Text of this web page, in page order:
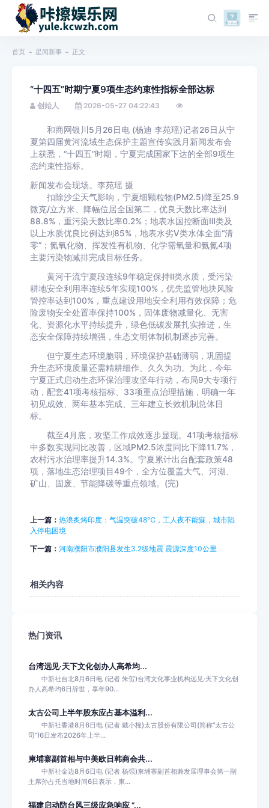
首页 星闻新事 正文
“十四五”时期宁夏9项生态约束性指标全部达标
创始人 2026-05-27 04:22:43
和商网银川5月26日电 (杨迪 李苑瑶)记者26日从宁
夏第四届黄河流域生态保护主题宣传实践月新闻发布会
上获悉，“十四五”时期，宁夏完成国家下达的全部9项生
态约束性指标。
新闻发布会现场。李苑瑶 摄
扣除沙尘天气影响，宁夏细颗粒物(PM2.5)降至25.9
微克/立方米、降幅位居全国第二，优良天数比率达到
88.8%，重污染天数比率0.2%；地表水国控断面Ⅲ类及
以上水质优良比例达到85%，地表水劣Ⅴ类水体全面“清
零”；氮氧化物、挥发性有机物、化学需氧量和氨氮4项
主要污染物减排完成目标任务。
黄河干流宁夏段连续9年稳定保持Ⅱ类水质，受污染
耕地安全利用率连续5年实现100%，优先监管地块风险
管控率达到100%，重点建设用地安全利用有效保障；危
险废物安全处置率保持100%，固体废物减量化、无害
化、资源化水平持续提升，绿色低碳发展扎实推进，生
态安全保障持续增强，生态文明体制机制逐步完善。
但宁夏生态环境脆弱，环境保护基础薄弱，巩固提
升生态环境质量还需精耕细作、久久为功。为此，今年
宁夏正式启动生态环保治理攻坚年行动，布局9大专项行
动，配套41项考核指标、33项重点治理措施，明确一年
初见成效、两年基本完成、三年建立长效机制总体目
标。
截至4月底，攻坚工作成效逐步显现。41项考核指标
中多数实现同比改善，区域PM2.5浓度同比下降11.7%，
农村污水治理率提升14.3%。宁夏累计出台配套政策48
项，落地生态治理项目49个，全方位覆盖大气、河湖、
矿山、固废、节能降碳等重点领域。(完)
上一篇： 热浪炙烤印度：气温突破48℃，工人夜不能寐，城市陷
入停电困境
下一篇： 河南濮阳市濮阳县发生3.2级地震 震源深度10公里
相关内容
热门资讯
台湾远见·天下文化创办人高希均...
中新社台北8月6日电 (记者 朱贺)台湾文化事业机构远见·天下文化创
办人高希均6日辞世，享年90...
太古公司上半年股东应占基本溢利...
中新社香港8月6日电 (记者 戴小橦)太古股份有限公司(简称“太古公
司”)6日发布2026年上半...
柬埔寨副首相与中美欧日韩商会共...
中新社金边8月6日电 (记者 杨强)柬埔寨副首相兼发展理事会第一副
主席孙占托当地时间6日表示，柬...
福建启动防台风三级应急响应 “...